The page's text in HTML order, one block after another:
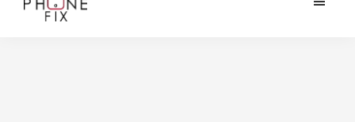
głównego